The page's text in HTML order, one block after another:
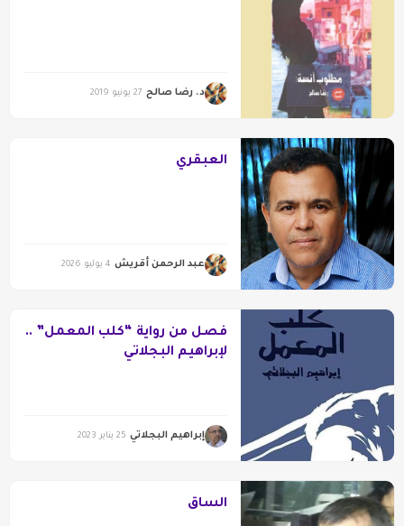
د. رضا صالح 27 يونيو 2019
العبقري
عبد الرحمن أقريش 4 يوليو 2026
فصل من رواية “كلب المعمل” ..
لإبراهيم البجلاتي
إبراهيم البجلاتي 25 يناير 2023
الساق